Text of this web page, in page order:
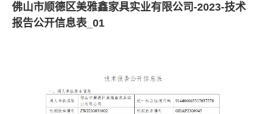
佛山市顺德区美雅鑫家具实业有限公司-2023-技术
报告公开信息表_01